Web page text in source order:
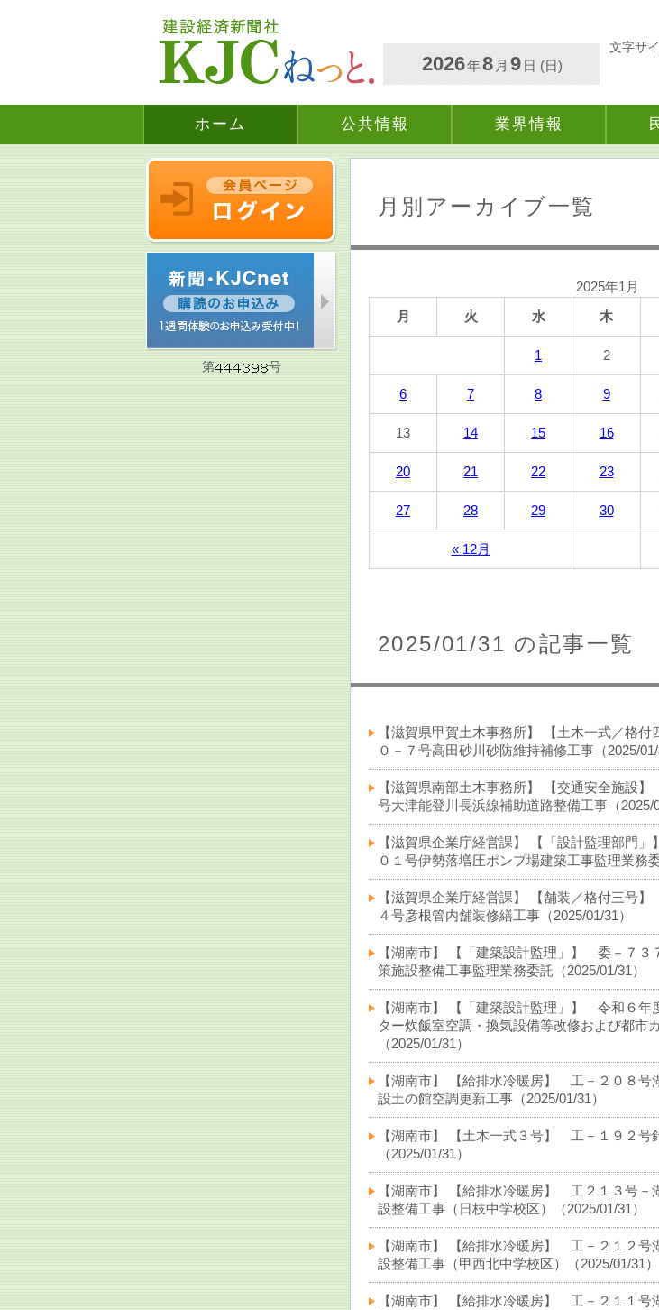
2026年8 月 9 日 (日)
文字サ
ホーム 公共情報 業界情報
第 号
月別アーカイブ一覧
2025年1月
月
火 水 木
« 12月
1 2
6 7 8 9
13 14 15 16
20 21 22 23
27 28 29 30
2025/01/31 の記事一覧
【滋賀県甲賀土木事務所】 【土木一式／格
０－７号高田砂川砂防維持補修工事（2025/01/
【滋賀県南部土木事務所】 【交通安全施設
号大津能登川長浜線補助道路整備工事（2025/
【滋賀県企業庁経営課】 【「設計監理部門
０１号伊勢落増圧ポンプ場建築工事監理業務
【滋賀県企業庁経営課】 【舗装／格付三号
４号彦根管内舗装修繕工事（2025/01/31）
【湖南市】 【「建築設計監理」】 委－７３
策施設整備工事監理業務委託（2025/01/31）
【湖南市】 【「建築設計監理」】 令和６年
ター炊飯室空調・換気設備等改修および都市
（2025/01/31）
【湖南市】 【給排水冷暖房】 工－２０８号
設土の館空調更新工事（2025/01/31）
【湖南市】 【土木一式３号】 工－１９２号
（2025/01/31）
【湖南市】 【給排水冷暖房】 工２１３号－
設整備工事（日枝中学校区）（2025/01/31）
【湖南市】 【給排水冷暖房】 工－２１２号
設整備工事（甲西北中学校区）（2025/01/31）
【湖南市】 【給排水冷暖房】 工－２１１号